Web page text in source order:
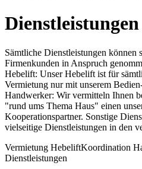
Dienstleistungen
Sämtliche Dienstleistungen
Firmenkunden in Anspruch
Hebelift: Unser Hebelift ist für
Vermietung nur mit unserem
Handwerker: Wir vermitteln Ihnen
"rund ums Thema Haus" einen
Kooperationspartner. Sonstige
vielseitige Dienstleistungen in den
Vermietung HebeliftKoordination
Dienstleistungen